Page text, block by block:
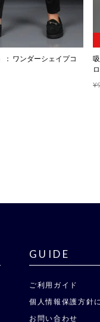
： ワンダーシェイプコ
GUIDE
ご利用ガイド
個人情報保護方針
お問い合わせ